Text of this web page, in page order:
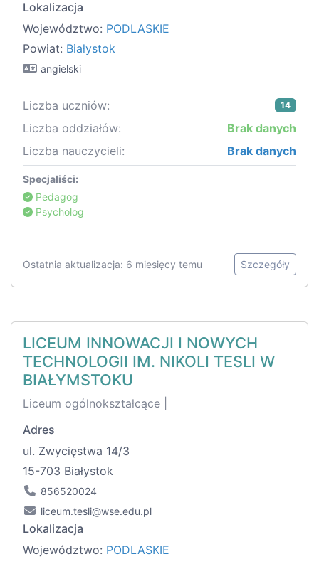
Lokalizacja
Województwo: PODLASKIE
Powiat: Białystok
angielski
Liczba uczniów: 14
Liczba oddziałów:
Brak danych
Liczba nauczycieli:
Brak danych
Specjaliści:
Pedagog
Psycholog
Ostatnia aktualizacja: 6 miesięcy temu Szczegóły
LICEUM INNOWACJI I NOWYCH
TECHNOLOGII IM. NIKOLI TESLI W
BIAŁYMSTOKU
Liceum ogólnokształcące |
Adres
ul. Zwycięstwa 14/3
15-703 Białystok
856520024
liceum.tesli@wse.edu.pl
Lokalizacja
Województwo: PODLASKIE